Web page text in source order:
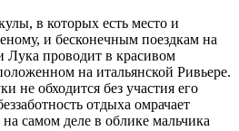
в которых есть место и
и бесконечным поездкам на
Лука проводит в красивом
на итальянской Ривьере.
не обходится без участия его
отдыха омрачает
самом деле в облике мальчика